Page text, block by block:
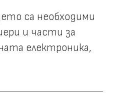
са необходими
и части за
електроника,